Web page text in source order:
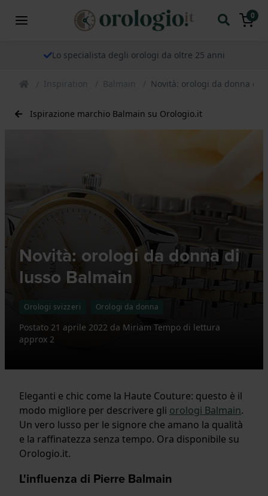
0
Lo specialista degli orologi da oltre 25 anni
Inspiration Balmain Novità: orologi da donna di
Ispirazione marchio Balmain su Orologio.it
Novità: orologi da donna di
lusso Balmain
Orologi svizzeri Orologi da donna
Postato 21 aprile 2022 da Miriam Tempo di lettura
approx 2
Eleganti e chic come la Haute Couture: questo è il
modo migliore per descrivere gli orologi Balmain.
Un vero lusso per le signore che amano la qualità
e la raffinatezza senza tempo. Ora disponibile su
Orologio.it.
L'influenza di Pierre Balmain